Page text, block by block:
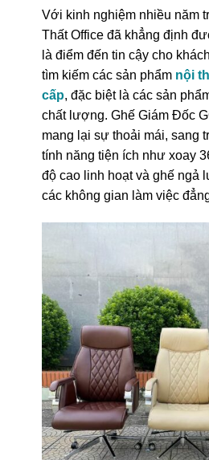
Với kinh nghiệm nhiều năm
Thất Office đã khẳng định
là điểm đến tin cậy cho
tìm kiếm các sản phẩm nội
cấp, đặc biệt là các sản
chất lượng. Ghế Giám Đốc
mang lại sự thoải mái, sang
tính năng tiện ích như xoay
độ cao linh hoạt và ghế ngả
các không gian làm việc